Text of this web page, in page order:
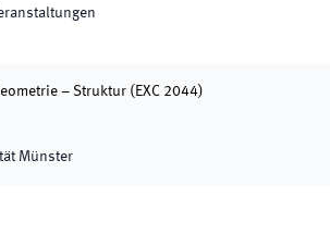
– Struktur ( EXC 2044)
Münster